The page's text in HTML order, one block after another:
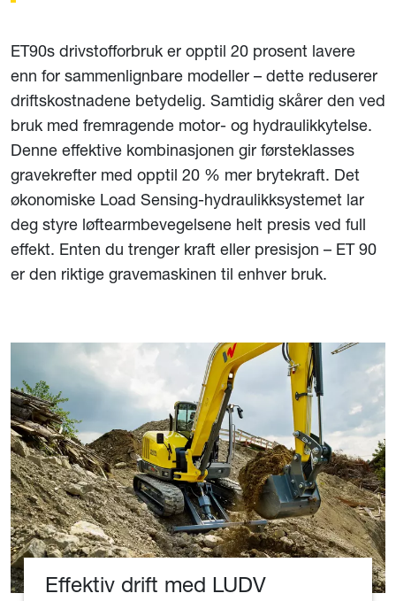
ET90s drivstofforbruk er opptil 20 prosent lavere
enn for sammenlignbare modeller – dette reduserer
driftskostnadene betydelig. Samtidig skårer den ved
bruk med fremragende motor- og hydraulikkytelse.
Denne effektive kombinasjonen gir førsteklasses
gravekrefter med opptil 20 % mer brytekraft. Det
økonomiske Load Sensing-hydraulikksystemet lar
deg styre løftearmbevegelsene helt presis ved full
effekt. Enten du trenger kraft eller presisjon – ET 90
er den riktige gravemaskinen til enhver bruk.
Effektiv drift med LUDV